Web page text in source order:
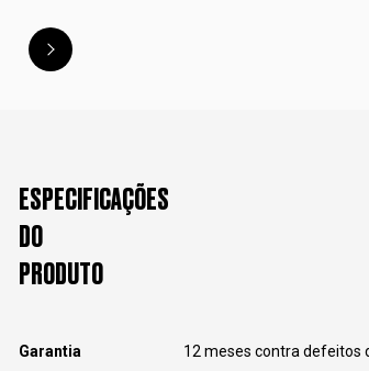
ESPECIFICAÇÕES
DO
PRODUTO
Garantia
12 meses contra defeitos